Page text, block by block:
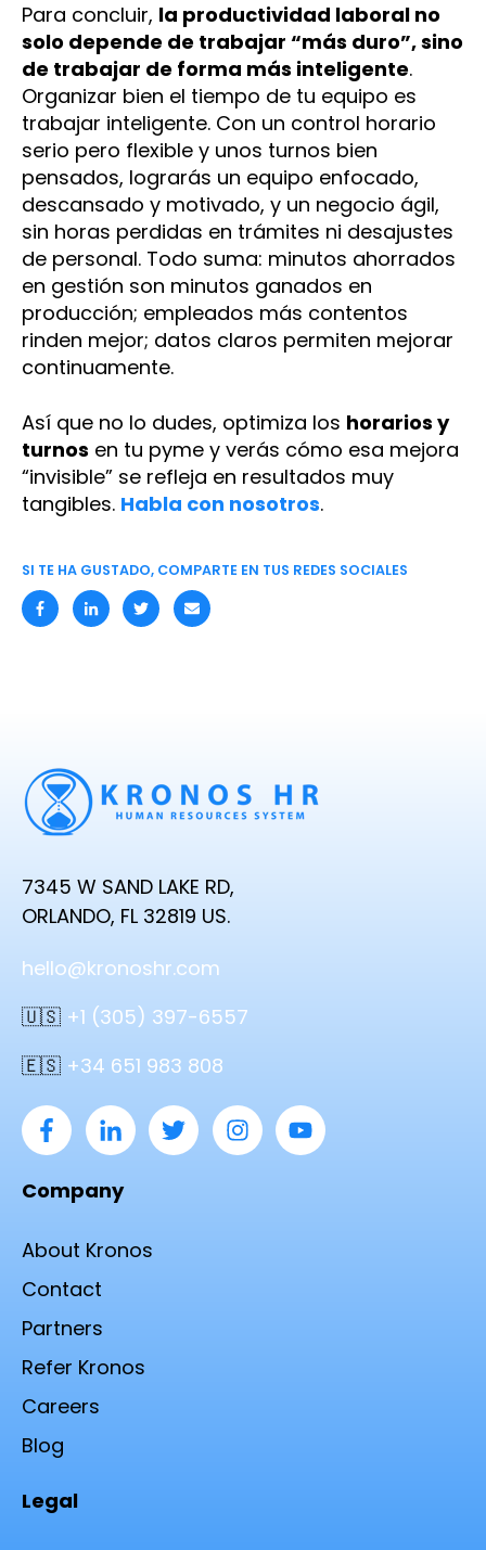
Para concluir, la productividad laboral no
solo depende de trabajar “más duro”, sino
de trabajar de forma más inteligente.
Organizar bien el tiempo de tu equipo es
trabajar inteligente. Con un control horario
serio pero flexible y unos turnos bien
pensados, lograrás un equipo enfocado,
descansado y motivado, y un negocio ágil,
sin horas perdidas en trámites ni desajustes
de personal. Todo suma: minutos ahorrados
en gestión son minutos ganados en
producción; empleados más contentos
rinden mejor; datos claros permiten mejorar
continuamente.
Así que no lo dudes, optimiza los horarios y
turnos en tu pyme y verás cómo esa mejora
“invisible” se refleja en resultados muy
tangibles. Habla con nosotros.
SI TE HA GUSTADO, COMPARTE EN TUS REDES SOCIALES
7345 W SAND LAKE RD,
ORLANDO, FL 32819 US.
hello@kronoshr.com
🇺🇸 +1 (305) 397-6557
🇪🇸 +34 651 983 808
Company
About Kronos
Contact
Partners
Refer Kronos
Careers
Blog
Legal